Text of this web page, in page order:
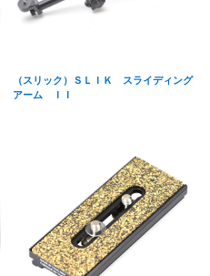
（スリック）ＳＬＩＫ スライディング
アーム ＩＩ